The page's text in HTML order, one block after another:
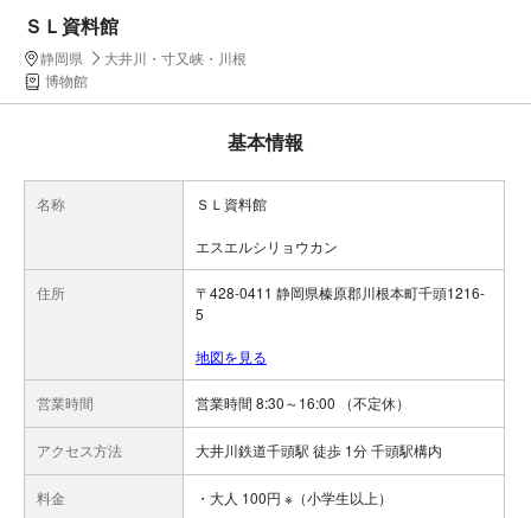
ＳＬ資料館
静岡県
大井川・寸又峡・川根
博物館
基本情報
名称 ＳＬ資料館
エスエルシリョウカン
住所
〒428-0411 静岡県榛原郡川根本町千頭1216-
5
地図を見る
営業時間 営業時間 8:30～16:00 （不定休）
アクセス方法 大井川鉄道千頭駅 徒歩 1分 千頭駅構内
料金 ・大人 100円 ※（小学生以上）